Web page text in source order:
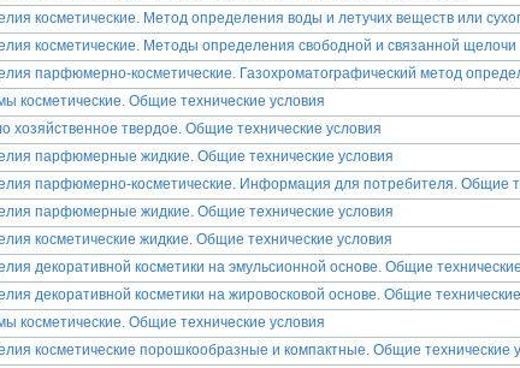
косметические. Метод определения воды и летучих веществ или
косметические. Методы определения свободной и связанной щелочи
парфюмерно-косметические. Газохроматографический метод
косметические. Общие технические условия
хозяйственное твердое. Общие технические условия
парфюмерные жидкие. Общие технические условия
парфюмерно-косметические. Информация для потребителя. Общие
парфюмерные жидкие. Общие технические условия
косметические жидкие. Общие технические условия
декоративной косметики на эмульсионной основе. Общие
декоративной косметики на жировосковой основе. Общие
косметические. Общие технические условия
косметические порошкообразные и компактные. Общие технические